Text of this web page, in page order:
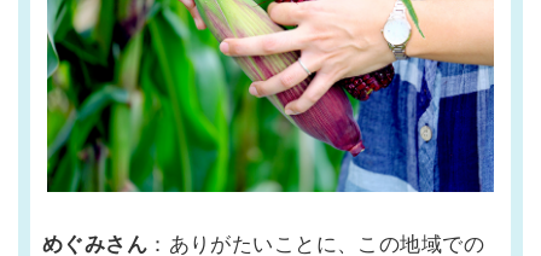
めぐみさん ：ありがたいことに、この地域での